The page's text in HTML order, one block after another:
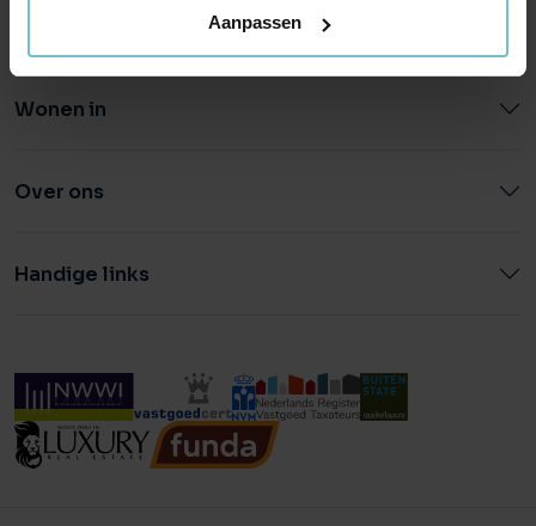
Aanpassen
Wonen in
Over ons
Handige links